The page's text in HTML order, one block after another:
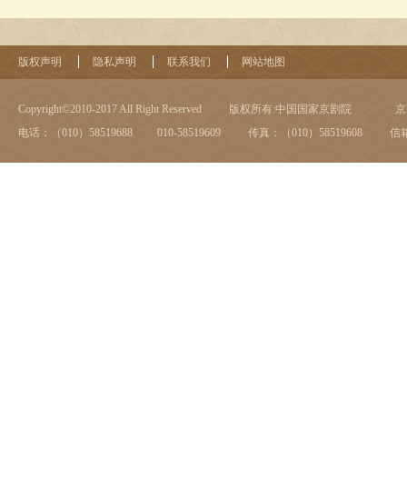
版权声明 隐私声明 联系我们 网站地图
Copyright©2010-2017 All Right Reserved 版权所有:中国国家京剧院
电话：（010）58519688 010-58519609
传真：（010）58519608 信